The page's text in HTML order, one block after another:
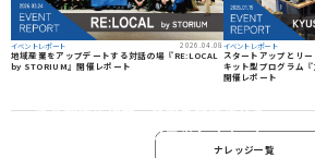
イベントレポート 2026.04.08
地域産業をアップデートする対話の場『RE:LOCAL
by STORIUM』開催レポート
イベントレポート
スタートアップとリ
キット型プログラム『
開催レポート
ナレッジ一覧
資金調達や協業・共創を加速させる
イノベーション・プラットフォーム